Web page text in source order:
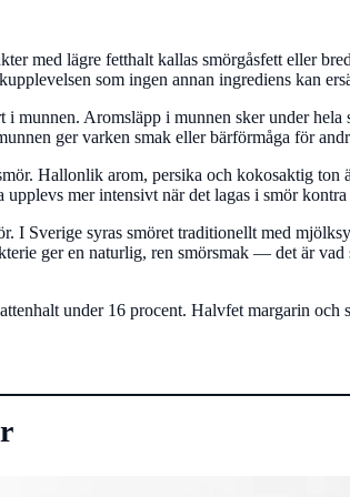
med lägre fetthalt kallas smörgåsfett eller
som ingen annan ingrediens kan
munnen. Aromsläpp i munnen sker under
ger varken smak eller bärförmåga för
Hallonlik arom, persika och kokosaktig
mer intensivt när det lagas i smör kontra
I Sverige syras smöret traditionellt med
ger en naturlig, ren smörsmak — det är
under 16 procent. Halvfet margarin och